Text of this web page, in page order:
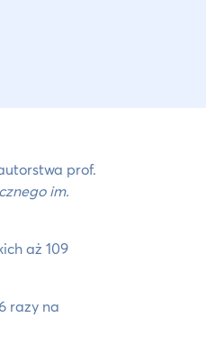
prof.
im.
aż 109
razy na